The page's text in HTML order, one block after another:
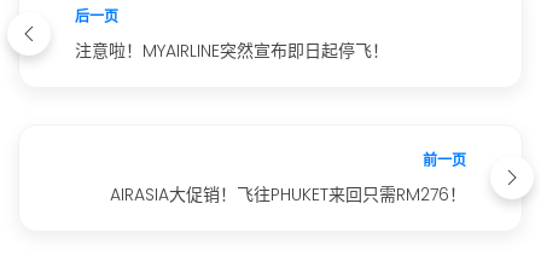
后一页
注意啦！MYAIRLINE突然宣布即日起停飞！
前一页
AIRASIA大促销！飞往PHUKET来回只需RM276！